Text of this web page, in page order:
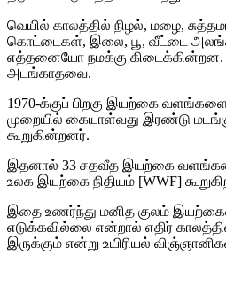
வெயில் காலத்தில் நிழல், மழை,
கொட்டைகள், இலை, பூ, வீட்டை
எத்தனையோ நமக்கு
அடங்காதவை.
1970-க்குப் பிறகு இயற்கை
முறையில் கையாள்வது இரண்டு
கூறுகின்றனர்.
இதனால் 33 சதவீத இயற்கை
உலக இயற்கை நிதியம் [WWF]
இதை உணர்ந்து மனித குலம்
எடுக்கவில்லை என்றால் எதிர்
இருக்கும் என்று உயிரியல்